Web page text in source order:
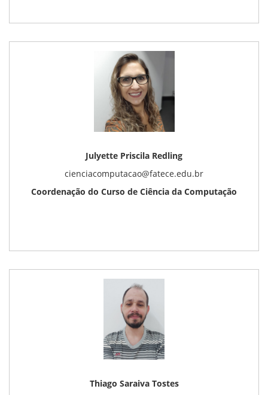
Julyette Priscila Redling
cienciacomputacao@fatece.edu.br
Coordenação do Curso de Ciência da Computação
Thiago Saraiva Tostes